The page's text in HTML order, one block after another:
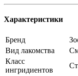
Характеристики
Бренд
Вид лакомства
Класс
ингридиентов